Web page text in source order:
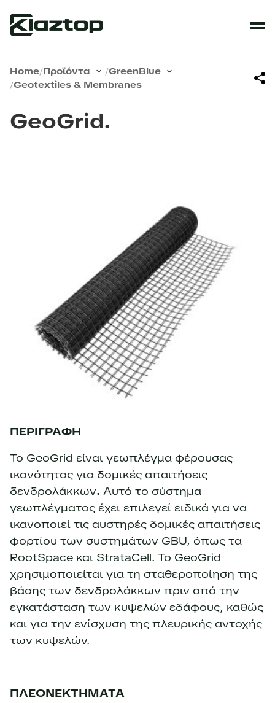
Home/Προϊόντα /GreenBlue
/Geotextiles & Membranes
GeoGrid
ΠΕΡΙΓΡΑΦΗ
To GeoGrid είναι γεωπλέγμα φέρουσας
ικανότητας για δομικές απαιτήσεις
δενδρολάκκων. Αυτό το σύστημα
γεωπλέγματος έχει επιλεγεί ειδικά για να
ικανοποιεί τις αυστηρές δομικές απαιτήσεις
φορτίου των συστημάτων GBU, όπως τα
RootSpace και StrataCell. Το GeoGrid
χρησιμοποιείται για τη σταθεροποίηση της
βάσης των δενδρολάκκων πριν από την
εγκατάσταση των κυψελών εδάφους, καθώς
και για την ενίσχυση της πλευρικής αντοχής
των κυψελών.
ΠΛΕΟΝΕΚΤΗΜΑΤΑ